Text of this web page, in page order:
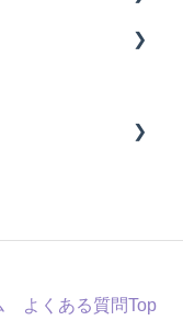
よくある質問Top